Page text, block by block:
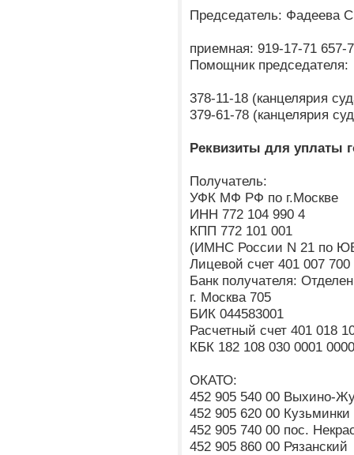
Председатель: Фадеева
приемная: 919-17-71 657-
Помощник председателя:
378-11-18 (канцелярия
379-61-78 (канцелярия
Реквизиты для уплаты
Получатель:
УФК МФ РФ по г.Москве
ИНН 772 104 990 4
КПП 772 101 001
(ИМНС России N 21 по
Лицевой счет 401 007 700
Банк получателя:
г. Москва 705
БИК 044583001
Расчетный счет 401 018
КБК 182 108 030 0001
ОКАТО:
452 905 540 00 Выхино-
452 905 620 00 Кузьминки
452 905 740 00 пос.
452 905 860 00 Рязанский